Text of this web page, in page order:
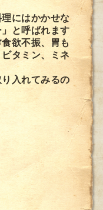
にはかかせな
と呼ばれます
欲不振、胃も
タミン、ミネ
入れてみるの